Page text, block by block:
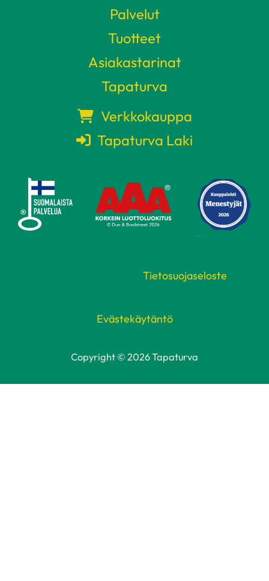
Palvelut
Tuotteet
Asiakastarinat
Tapaturva
Verkkokauppa
Tapaturva Laki
Tietosuojaseloste
Evästekäytäntö
Copyright © 2026 Tapaturva